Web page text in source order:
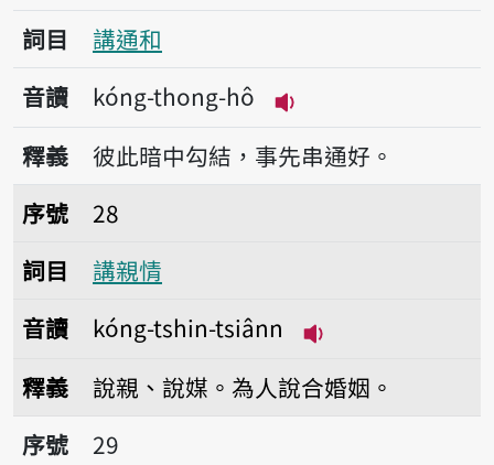
詞目
講通和
音讀
kóng-thong-hô
播放音讀kóng-
釋義
彼此暗中勾結，事先串通好。
序號28講親情
序號
28
詞目
講親情
音讀
kóng-tshin-tsiânn
釋義
說親、說媒。為人說合婚姻。
序號29講笑
序號
29